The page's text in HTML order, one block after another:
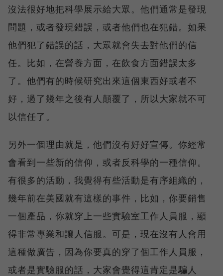
沒法很好地把科學展示給大眾。他們通常是發現
問題，或者發現錯誤，或者他們也在犯錯。如果
他們犯了錯誤的話，大眾就會失去對他們的信
任。比如，在營養方面，在飲食方面錯誤太多
了。他們有的時候研究出來這個東西好或者不
好，過了幾年之後有人顛覆了，所以大家就不可
以信任了。
另外一個理由就是，他們沒有好好宣傳。你經常
會看到一些新的信仰，或者反科學的一種信仰。
有很多的活動，我覺得有些活動是有序組織的，
幾年前在美國就有這樣的事件，比如，你要銷售
一個產品，你就穿上一些實驗室工作人員服，顯
得非常專業和讓人信服。可是，現在沒有人會用
這種做廣告，因為你要真的穿了個工作人員服，
或者是實驗服的話，大家會覺得這肯定是騙人